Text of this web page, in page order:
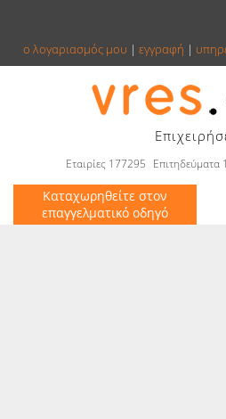
ο λογαριασμός μου | εγγραφή |
Εταιρίες 177295 Επιτηδεύματα
Καταχωρηθείτε στον
επαγγελματικό οδηγό